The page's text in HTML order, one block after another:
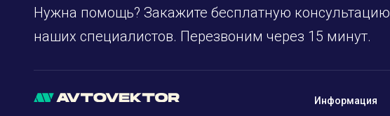
OPTIMAL
+ 180
JAPKO
+ 177
CTR
+ 221
HERTH+BUSS JAKOPARTS
Нужна помощь? Закажите бесплатную консультацию
наших специалистов. Перезвоним через 15 минут.
Информация